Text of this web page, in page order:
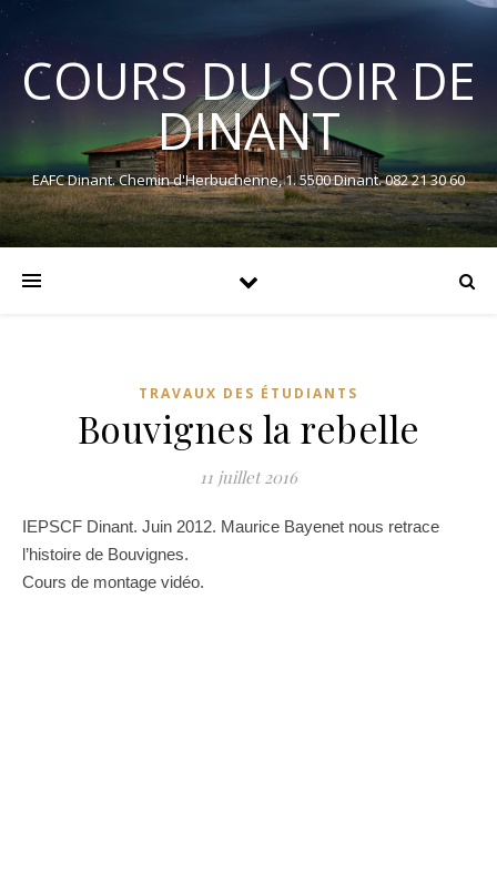
COURS DU SOIR DE
DINANT
EAFC Dinant. Chemin d'Herbuchenne, 1. 5500 Dinant. 082 21 30 60
TRAVAUX DES ÉTUDIANTS
Bouvignes la rebelle
11 juillet 2016
IEPSCF Dinant. Juin 2012. Maurice Bayenet nous retrace
l’histoire de Bouvignes.
Cours de montage vidéo.